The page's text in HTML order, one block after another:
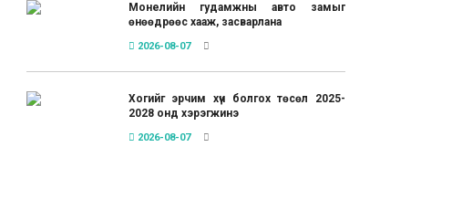
Монелийн гудамжны авто замыг
өнөөдрөөс хааж, засварлана
2026-08-07
Хогийг эрчим хүч болгох төсөл 2025-
2028 онд хэрэгжинэ
2026-08-07